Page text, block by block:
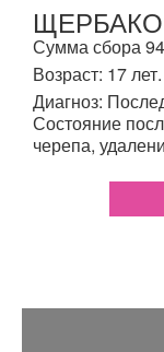
Сумма сбора
Возраст: 17 лет.
Диагноз:
Состояние
черепа,